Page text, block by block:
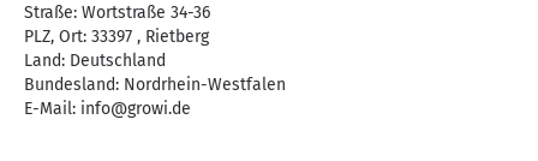
Straße: Wortstraße 34-36
PLZ, Ort: 33397 , Rietberg
Land: Deutschland
Bundesland: Nordrhein-Westfalen
E-Mail: info@growi.de